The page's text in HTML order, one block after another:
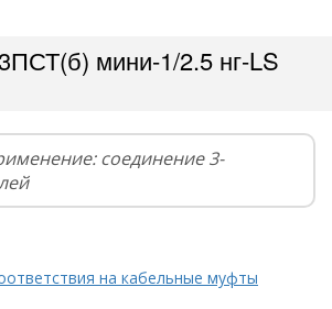
мини-1/2.5 нг-LS
соединение 3-
на кабельные муфты